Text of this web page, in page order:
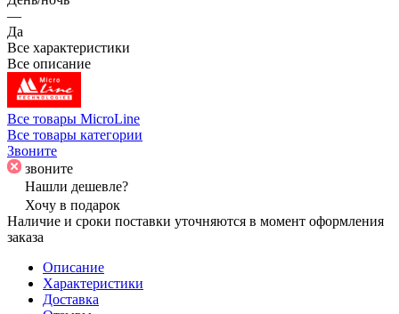
—
Да
Все характеристики
Все описание
Все товары MicroLine
Все товары категории
Звоните
звоните
Нашли дешевле?
Хочу в подарок
Наличие и сроки поставки уточняются в момент оформления
заказа
Описание
Характеристики
Доставка